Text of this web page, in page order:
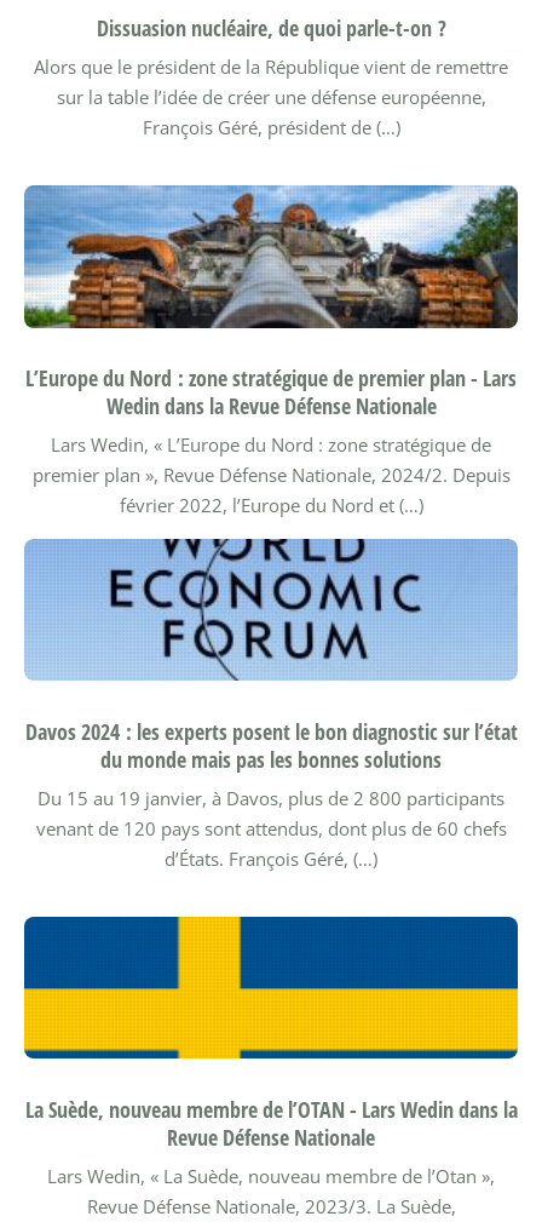
Dissuasion nucléaire, de quoi parle-t-on ?
Alors que le président de la République vient de remettre
sur la table l’idée de créer une défense européenne,
François Géré, président de (…)
L’Europe du Nord : zone stratégique de premier plan - Lars
Wedin dans la Revue Défense Nationale
Lars Wedin, « L’Europe du Nord : zone stratégique de
premier plan », Revue Défense Nationale, 2024/2. Depuis
février 2022, l’Europe du Nord et (…)
Davos 2024 : les experts posent le bon diagnostic sur l’état
du monde mais pas les bonnes solutions
Du 15 au 19 janvier, à Davos, plus de 2 800 participants
venant de 120 pays sont attendus, dont plus de 60 chefs
d’États. François Géré, (…)
La Suède, nouveau membre de l’OTAN - Lars Wedin dans la
Revue Défense Nationale
Lars Wedin, « La Suède, nouveau membre de l’Otan »,
Revue Défense Nationale, 2023/3. La Suède,